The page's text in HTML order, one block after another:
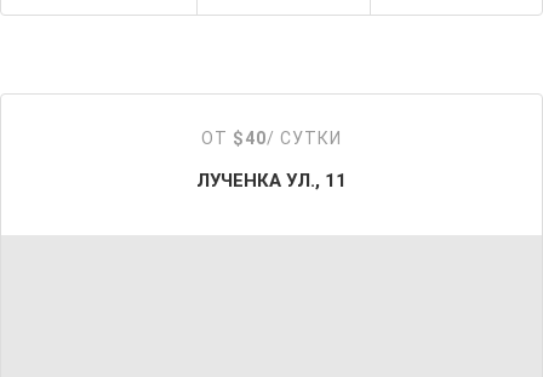
ОТ $40/ СУТКИ
ЛУЧЕНКА УЛ., 11